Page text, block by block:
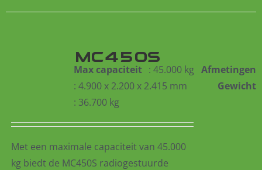
MC450S
Max capaciteit : 45.000 kg Afmetingen
: 4.900 x 2.200 x 2.415 mm
Gewicht
: 36.700 kg
Met een maximale capaciteit van 45.000
kg biedt de MC450S radiogestuurde